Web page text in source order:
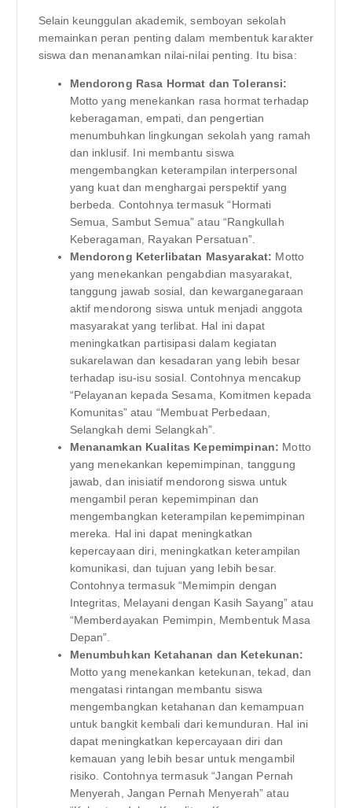
Selain keunggulan akademik, semboyan sekolah
memainkan peran penting dalam membentuk karakter
siswa dan menanamkan nilai-nilai penting. Itu bisa:
Mendorong Rasa Hormat dan Toleransi:
Motto yang menekankan rasa hormat terhadap
keberagaman, empati, dan pengertian
menumbuhkan lingkungan sekolah yang ramah
dan inklusif. Ini membantu siswa
mengembangkan keterampilan interpersonal
yang kuat dan menghargai perspektif yang
berbeda. Contohnya termasuk “Hormati
Semua, Sambut Semua” atau “Rangkullah
Keberagaman, Rayakan Persatuan”.
Mendorong Keterlibatan Masyarakat: Motto
yang menekankan pengabdian masyarakat,
tanggung jawab sosial, dan kewarganegaraan
aktif mendorong siswa untuk menjadi anggota
masyarakat yang terlibat. Hal ini dapat
meningkatkan partisipasi dalam kegiatan
sukarelawan dan kesadaran yang lebih besar
terhadap isu-isu sosial. Contohnya mencakup
“Pelayanan kepada Sesama, Komitmen kepada
Komunitas” atau “Membuat Perbedaan,
Selangkah demi Selangkah”.
Menanamkan Kualitas Kepemimpinan: Motto
yang menekankan kepemimpinan, tanggung
jawab, dan inisiatif mendorong siswa untuk
mengambil peran kepemimpinan dan
mengembangkan keterampilan kepemimpinan
mereka. Hal ini dapat meningkatkan
kepercayaan diri, meningkatkan keterampilan
komunikasi, dan tujuan yang lebih besar.
Contohnya termasuk “Memimpin dengan
Integritas, Melayani dengan Kasih Sayang” atau
“Memberdayakan Pemimpin, Membentuk Masa
Depan”.
Menumbuhkan Ketahanan dan Ketekunan:
Motto yang menekankan ketekunan, tekad, dan
mengatasi rintangan membantu siswa
mengembangkan ketahanan dan kemampuan
untuk bangkit kembali dari kemunduran. Hal ini
dapat meningkatkan kepercayaan diri dan
kemauan yang lebih besar untuk mengambil
risiko. Contohnya termasuk “Jangan Pernah
Menyerah, Jangan Pernah Menyerah” atau